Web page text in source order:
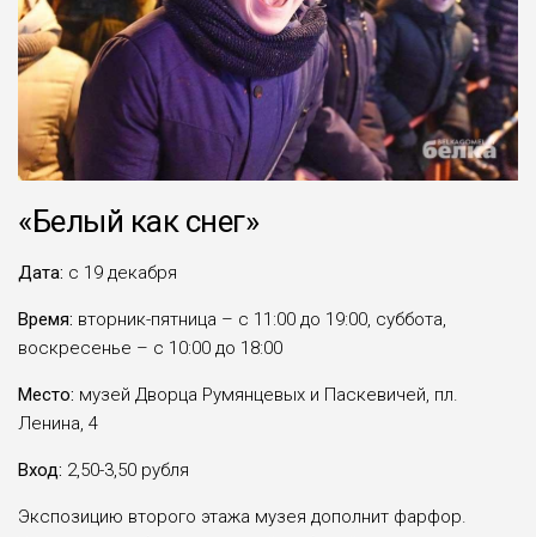
«Белый как снег»
Дата: с 19 декабря
Время: вторник-пятница – с 11:00 до 19:00, суббота,
воскресенье – с 10:00 до 18:00
Место: музей Дворца Румянцевых и Паскевичей, пл.
Ленина, 4
Вход: 2,50-3,50 рубля
Экспозицию второго этажа музея дополнит фарфор.